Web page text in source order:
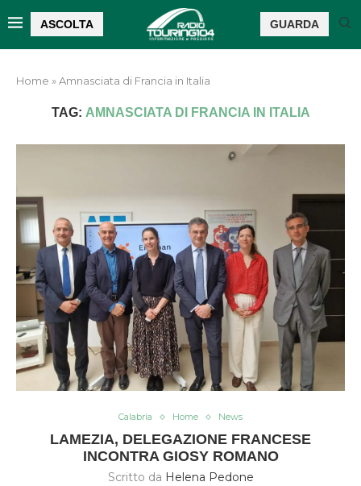
ASCOLTA GUARDA
Home »Amnasciata di Francia in Italia
TAG: AMNASCIATA DI FRANCIA IN ITALIA
Calabria Home News
LAMEZIA, DELEGAZIONE FRANCESE
INCONTRA GIOSY ROMANO
Scritto da Helena Pedone